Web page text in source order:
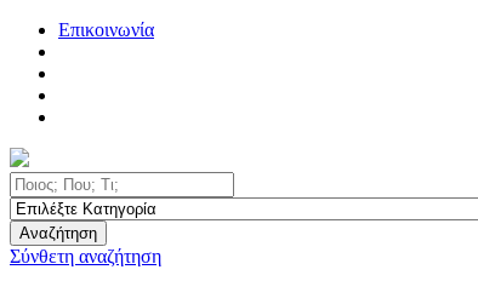
Επικοινωνία
Αναζήτηση
Σύνθετη αναζήτηση